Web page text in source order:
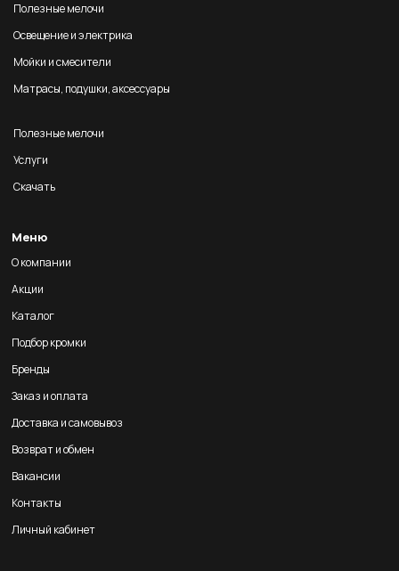
Полезные мелочи
Освещение и электрика
Мойки и смесители
Матрасы, подушки, аксессуары
Полезные мелочи
Услуги
Скачать
Меню
О компании
Акции
Каталог
Подбор кромки
Бренды
Заказ и оплата
Доставка и самовывоз
Возврат и обмен
Вакансии
Контакты
Личный кабинет